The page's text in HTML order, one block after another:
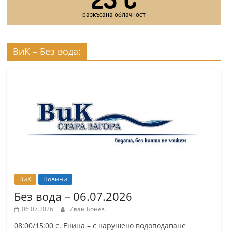
разкъсана облачност
ВиК – Без вода:
ВиК Новини
Без вода – 06.07.2026
06.07.2026 Иван Бонев
08:00/15:00 с. Енина – с нарушено водоподаване